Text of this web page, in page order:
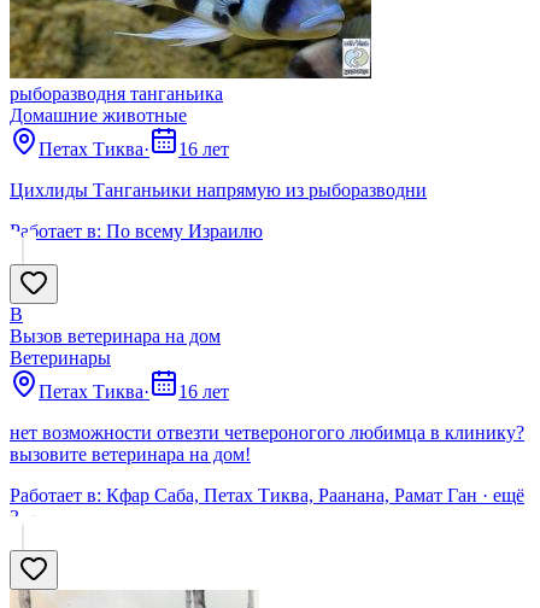
рыборазводня танганьика
Домашние животные
Петах Тиква·
16 лет
Цихлиды Танганьики напрямую из рыборазводни
Работает в: По всему Израилю
В
Вызов ветеринара на дом
Ветеринары
Петах Тиква·
16 лет
нет возможности отвезти четвероногого любимца в клинику?
вызовите ветеринара на дом!
Работает в: Кфар Саба, Петах Тиква, Раанана, Рамат Ган · ещё
3